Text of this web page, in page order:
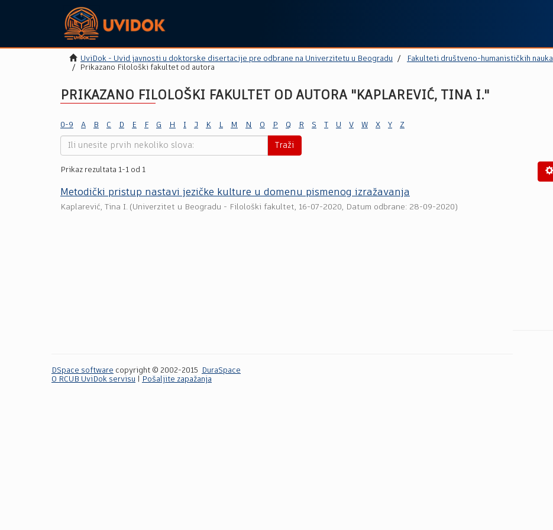
UviDok - Uvid javnosti u doktorske disertacije pre odbrane na Univerzitetu u Beogradu Fakulteti društveno-humanističkih nauka
Prikazano Filološki fakultet od autora
PRIKAZANO FILOLOŠKI FAKULTET OD AUTORA "KAPLAREVIĆ, TINA I."
0-9 A B C D E F G H I J K L M N O P Q R S T U V W X Y Z
Traži
Prikaz rezultata 1-1 od 1
Metodički pristup nastavi jezičke kulture u domenu pismenog izražavanja
Kaplarević, Tina I. (Univerzitet u Beogradu - Filološki fakultet, 16-07-2020, Datum odbrane: 28-09-2020)
DSpace software copyright © 2002-2015
DuraSpace
O RCUB UviDok servisu
Pošaljite zapažanja